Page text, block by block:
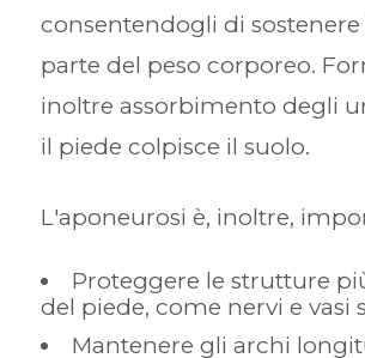
consentendogli di
parte del peso corporeo.
inoltre assorbimento degli
il piede colpisce il suolo.
L'aponeurosi è, inoltre,
Proteggere le strutture
del piede, come nervi e vasi
Mantenere gli archi